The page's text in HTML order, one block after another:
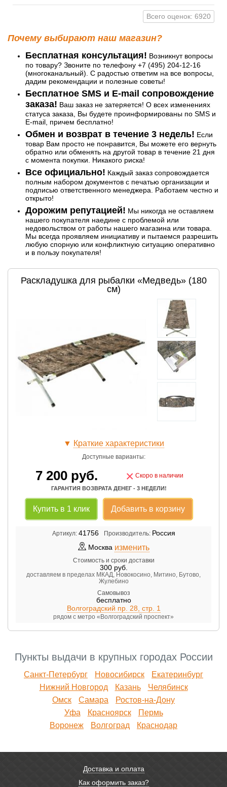
Всего оценок: 6920
Почему выбирают наш магазин?
Бесплатная консультация! Возникнут вопросы
по товару? Звоните по телефону +7 (495) 204-12-16
(многоканальный). С радостью ответим на все вопросы,
дадим рекомендации и полезные советы!
Бесплатное SMS и E-mail сопровождение
заказа! Ваш заказ не затеряется! О всех изменениях
статуса заказа, Вы будете проинформированы по SMS и
E-mail, причем бесплатно!
Обмен и возврат в течение 3 недель! Если
товар Вам просто не понравится, Вы можете его вернуть
обратно или обменять на другой товар в течение 21 дня
с момента покупки. Никакого риска!
Все официально! Каждый заказ сопровождается
полным набором документов с печатью организации и
подписью ответственного менеджера. Работаем честно и
открыто!
Дорожим репутацией! Мы никогда не оставляем
нашего покупателя наедине с проблемой или
недовольством от работы нашего магазина или товара.
Мы всегда проявляем инициативу и пытаемся разрешить
любую спорную или конфликтную ситуацию оперативно
и в пользу покупателя!
Раскладушка для рыбалки «Медведь» (180
см)
▼ Краткие характеристики
Доступные варианты:
7 200руб. × Скоро в наличии
ГАРАНТИЯ ВОЗВРАТА ДЕНЕГ - 3 НЕДЕЛИ!
Купить в 1 клик Добавить в корзину
Артикул: 41756 Производитель: Россия
Москва изменить
Стоимость и сроки доставки
300руб.
доставляем в пределах МКАД, Новокосино, Митино, Бутово,
Жулебино
Самовывоз
бесплатно
Волгоградский пр. 28, стр. 1
рядом с метро «Волгоградский проспект»
Пункты выдачи в крупных городах России
Санкт-Петербург Новосибирск
Екатеринбург
Нижний Новгород
Казань
Челябинск
Омск
Самара
Ростов-на-Дону
Уфа
Красноярск
Пермь
Воронеж
Волгоград Краснодар
Доставка и оплата
Как оформить заказ?